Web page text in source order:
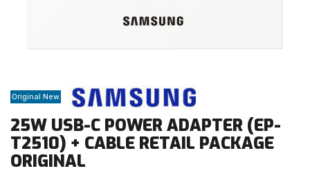
Original New
25W USB-C POWER ADAPTER (EP-
T2510) + CABLE RETAIL PACKAGE
ORIGINAL